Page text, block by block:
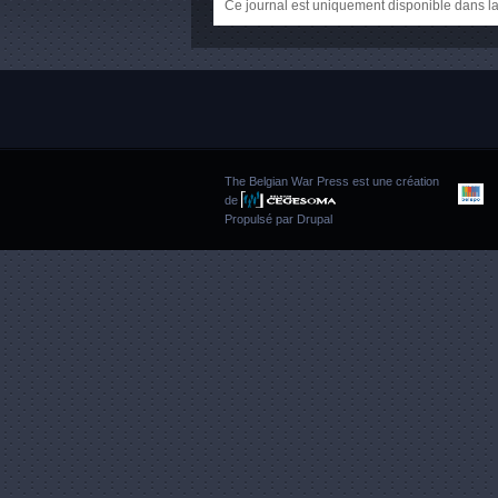
Ce journal est uniquement disponible dans
The Belgian War Press est une création
de
Propulsé par Drupal